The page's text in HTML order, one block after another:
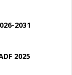
2031
2025